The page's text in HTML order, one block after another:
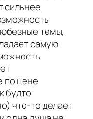
сильнее
темы,
самую
по цене
будто
что-то делает